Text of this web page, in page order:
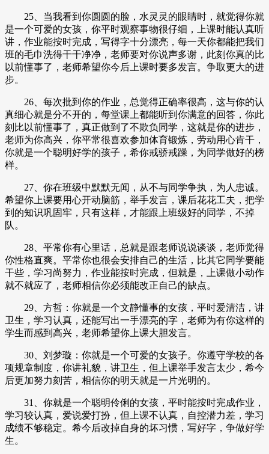
25、当我看到你圆圆的脸，水灵灵的眼睛时，就觉得你就
是一个可爱的女孩，你平时观察事物很仔细，上课时能认真听
讲，作业能按时完成，写得字十分漂亮，每一天你都能把我们
班的毛巾洗得干干净净，老师要对你说声多谢，此刻你真的比
以前懂事了，老师希望你今后上课时要多发言。争取更大的进
步。
26、每次批到你的作业，总觉得正确率很高，这与你的认
真细心就是分不开的，每堂课上都能听到你满意的回答，你此
刻比以前懂事了，真正做到了不欺负同学，这就是你的进步，
老师为你高兴，你平常很喜欢参加体育锻炼，劳动用心肯干，
你就是一个聪明好学的孩子，希你戒骄戒躁，为同学做好的榜
样。
27、你在班级中默默无闻，从不与同学争执，为人忠诚。
希望你上课要用心开动脑筋，举手发言，课后花花工夫，把学
到的知识巩固牢，只有这样，才能跟上班级好的同学，不掉
队。
28、平常你有心里话，总就是跟老师说说谈谈，老师觉得
你性格直爽。平常你也很会安排自己的生活，比其它同学要能
干些，学习尚努力，作业能按时完成，但就是，上课做小动作
就不就应了，老师相信你必须能改正自己的缺点。
29、方哲：你就是一个文静懂事的女孩，平时爱清洁，讲
卫生，学习认真，还能写出一手漂亮的字，老师为有你这样的
学生而感到高兴，老师希望你上课大胆发言。
30、刘梦璇：你就是一个可爱的女孩子。你遵守学校的各
项规章制度，你讲礼貌，讲卫生，但上课举手发言太少，希今
后更加努力刻苦，相信你的明天就是一片光明的。
31、你就是一个聪明伶俐的女孩，平时能按时完成作业，
学习较认真，爱说爱打扮，但上课不认真，自控潜力差，学习
成绩不够稳定。希今后改掉自身的坏习惯，写好字，争做好学
生。